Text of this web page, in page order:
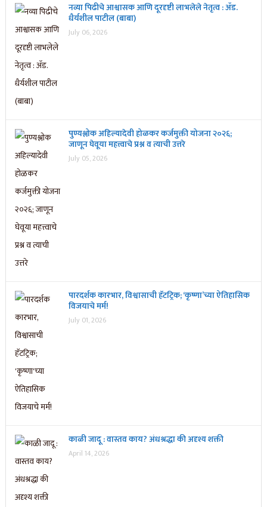
नव्या पिढीचे आश्वासक आणि दूरदृष्टी लाभलेले नेतृत्व : ॲड.
धैर्यशील पाटील (बाबा)
July 06, 2026
पुण्यश्लोक अहिल्यादेवी होळकर कर्जमुक्ती योजना २०२६;
जाणून घेवूया महत्त्वाचे प्रश्न व त्याची उत्तरे
July 05, 2026
पारदर्शक कारभार, विश्वासाची हॅटट्रिक; ‘कृष्णा’च्या ऐतिहासिक
विजयाचे मर्म!
July 01, 2026
काळी जादू : वास्तव काय? अंधश्रद्धा की अदृश्य शक्ती
April 14, 2026